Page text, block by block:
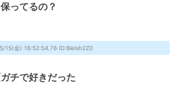
ってるの？
15(金) 16:52:54.76 ID:8lelsh2Z0
チで好きだった